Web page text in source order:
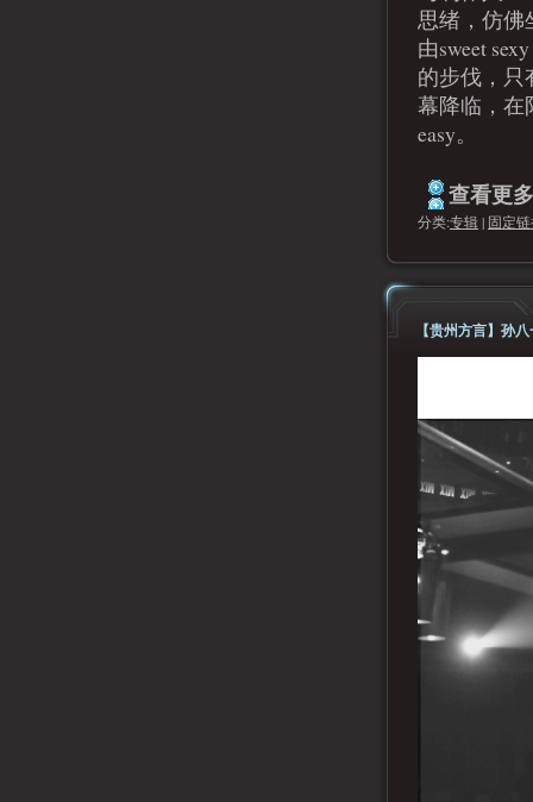
思绪，仿佛
由sweet
的步伐，只
幕降临，在
easy。
查看更
分类:专辑| 固定
【贵州方言】孙